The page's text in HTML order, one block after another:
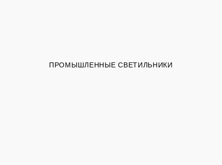
ПРОМЫШЛЕННЫЕ СВЕТИЛЬНИКИ